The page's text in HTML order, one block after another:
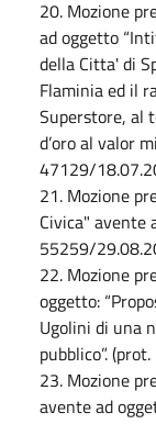
20. Mozione
ad oggetto
della Citta' di
Flaminia ed il
Superstore, al
d’oro al valor
47129/
21. Mozione
Civica" avente
55259/
22. Mozione
oggetto:
Ugolini di una
pubblico”.
23. Mozione
avente ad